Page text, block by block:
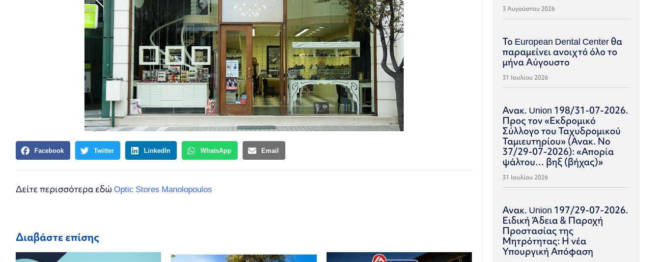
Facebook Twitter LinkedIn WhatsApp Email
Δείτε περισσότερα εδώ Optic Stores Manolopoulos
Διαβάστε επίσης
3 Αυγούστου 2026
Το European Dental Center θα
παραμείνει ανοιχτό όλο το
μήνα Αύγουστο
31 Ιουλίου 2026
Ανακ. Union 198/31-07-2026.
Προς τον «Εκδρομικό
Σύλλογο του Ταχυδρομικού
Ταμιευτηρίου» (Ανακ. Νο
37/29-07-2026): «Απορία
ψάλτου… βηξ (βήχας)»
31 Ιουλίου 2026
Ανακ. Union 197/29-07-2026.
Ειδική Άδεια & Παροχή
Προστασίας της
Μητρότητας: Η νέα
Υπουργική Απόφαση